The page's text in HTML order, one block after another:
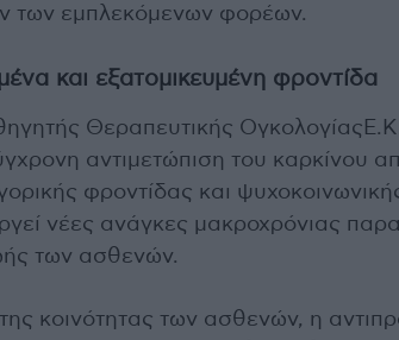
των εμπλεκόμενων φορέων.
και εξατομικευμένη φροντίδα
Θεραπευτικής
αντιμετώπιση του καρκίνου
φροντίδας και
νέες ανάγκες μακροχρόνιας
των ασθενών.
κοινότητας των ασθενών, η